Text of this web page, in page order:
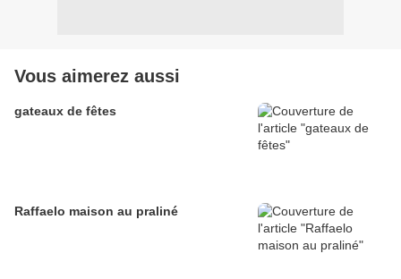
Vous aimerez aussi
gateaux de fêtes
Raffaelo maison au praliné